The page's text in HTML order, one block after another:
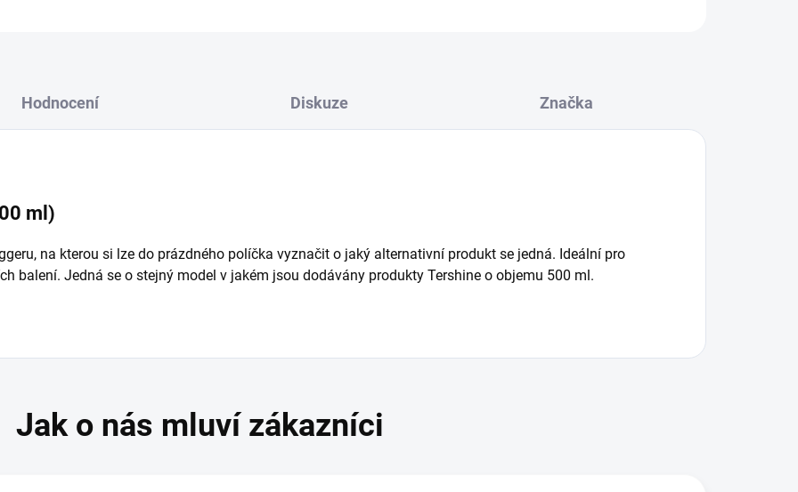
Hodnocení Diskuze Značka
ml)
na kterou si lze do prázdného políčka vyznačit o jaký alternativní produkt se jedná. Ideální pro
balení. Jedná se o stejný model v jakém jsou dodávány produkty Tershine o objemu 500 ml.